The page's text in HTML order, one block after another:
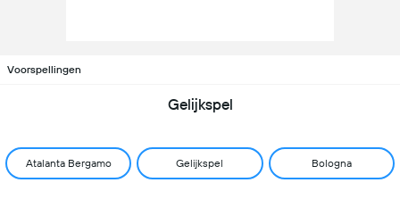
Voorspellingen
Gelijkspel
Atalanta Bergamo Gelijkspel Bologna